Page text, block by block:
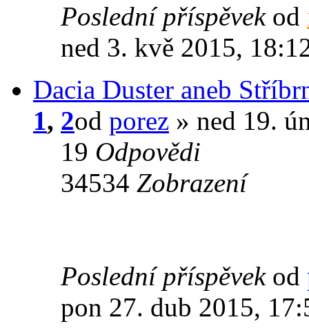
Poslední příspěvek od
ned 3. kvě 2015,
Dacia Duster aneb
1, 2od porez » ned 19.
19 Odpovědi
34534 Zobrazení
Poslední příspěvek od
pon 27. dub 2015,